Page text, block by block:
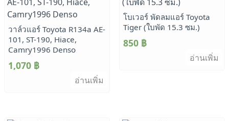
วาล์วแอร์ Toyota R134a AE-
101, ST-190, Hiace,
Camry1996 Denso
1,070 ฿
อ่านเพิ่ม
โบเวอร์ พัดลมแอร์ Toyota
Tiger (ใบพัด 15.3 ซม.)
850 ฿
อ่านเพิ่ม